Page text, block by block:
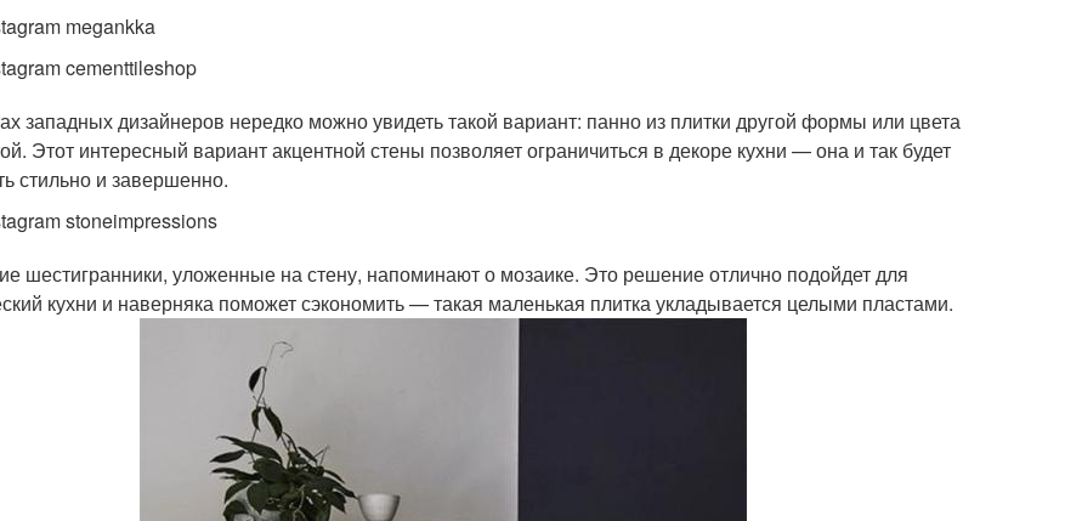
megankka
cementtileshop
западных дизайнеров нередко можно увидеть такой вариант: панно из плитки другой формы или цвета
Этот интересный вариант акцентной стены позволяет ограничиться в декоре кухни — она и так будет
стильно и завершенно.
stoneimpressions
шестигранники, уложенные на стену, напоминают о мозаике. Это решение отлично подойдет для
кухни и наверняка поможет сэкономить — такая маленькая плитка укладывается целыми пластами.